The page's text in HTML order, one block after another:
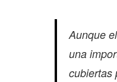
Aunque
una
cubiertas